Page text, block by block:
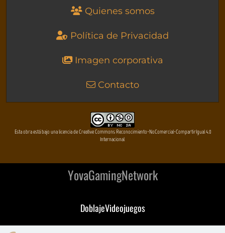
Quienes somos
Política de Privacidad
Imagen corporativa
Contacto
Esta obra está bajo una licencia de Creative Commons Reconocimiento-NoComercial-CompartirIgual 4.0
Internacional
YovaGamingNetwork
DoblajeVideojuegos
DeVuego